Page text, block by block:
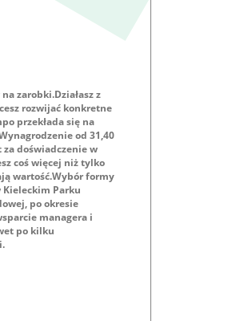
zarobki.Działasz z
rozwijać konkretne
przekłada się na
od 31,40
za doświadczenie w
coś więcej niż tylko
wartość.Wybór formy
Kieleckim Parku
po okresie
managera i
po kilku